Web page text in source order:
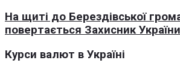
На щиті до Берездівської
повертається Захисник
Курси валют в Україні